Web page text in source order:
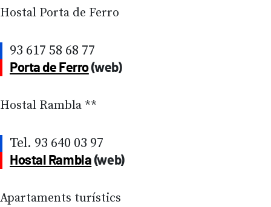
Hostal Porta de Ferro
93 617 58 68 77
Porta de Ferro(web)
Hostal Rambla **
Tel. 93 640 03 97
Hostal Rambla(web)
Apartaments turístics